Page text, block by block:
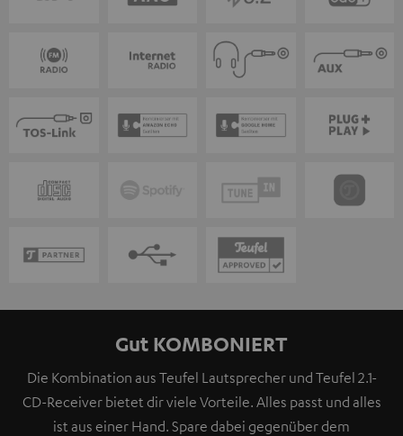
Gut KOMBONIERT
Die Kombination aus Teufel Lautsprecher und Teufel 2.1-
CD-Receiver bietet dir viele Vorteile. Alles passt und alles
ist aus einer Hand. Spare dabei gegenüber dem